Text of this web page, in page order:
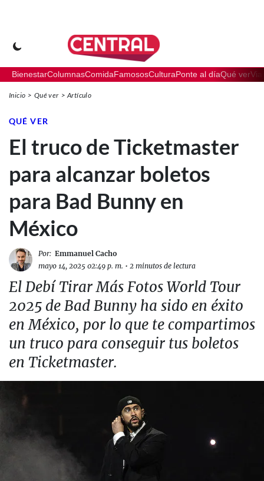
BienestarColumnasComidaFamososCulturaPonte al díaQué ver
Inicio Qué ver Artículo
QUÉ VER
El truco de Ticketmaster
para alcanzar boletos
para Bad Bunny en
México
Por: Emmanuel Cacho
mayo 14, 2025 02:49 p. m. • 2 minutos de lectura
El Debí Tirar Más Fotos World Tour
2025 de Bad Bunny ha sido en éxito
en México, por lo que te compartimos
un truco para conseguir tus boletos
en Ticketmaster.